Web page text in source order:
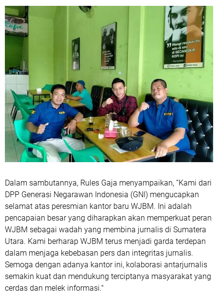
Dalam sambutannya, Rules Gaja menyampaikan, “Kami dari
DPP Generasi Negarawan Indonesia (GNI) mengucapkan
selamat atas peresmian kantor baru WJBM. Ini adalah
pencapaian besar yang diharapkan akan memperkuat peran
WJBM sebagai wadah yang membina jurnalis di Sumatera
Utara. Kami berharap WJBM terus menjadi garda terdepan
dalam menjaga kebebasan pers dan integritas jurnalis.
Semoga dengan adanya kantor ini, kolaborasi antarjurnalis
semakin kuat dan mendukung terciptanya masyarakat yang
cerdas dan melek informasi."